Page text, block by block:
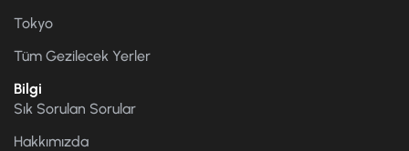
Tokyo
Tüm Gezilecek Yerler
Bilgi
Sık Sorulan Sorular
Hakkımızda